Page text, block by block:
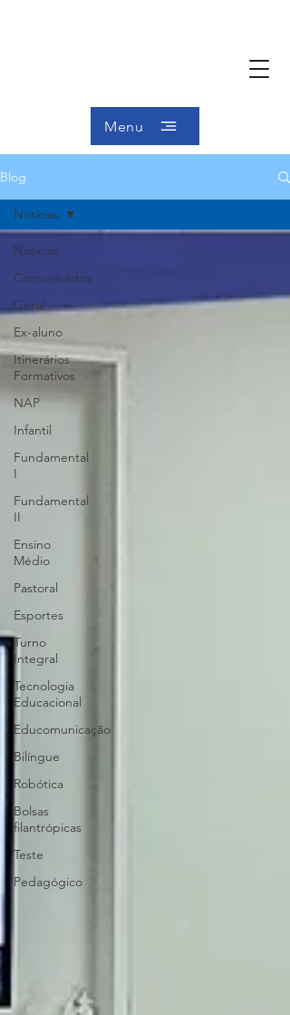
Menu
Blog
Notícias
Comunicados
Geral
Ex-aluno
Itinerários
Formativos
NAP
Infantil
Fundamental
I
Fundamental
II
Ensino
Médio
Pastoral
Esportes
Turno
Integral
Tecnologia
Educacional
Educomunicação
Bilíngue
Robótica
Bolsas
filantrópicas
Teste
Pedagógico
Notícias